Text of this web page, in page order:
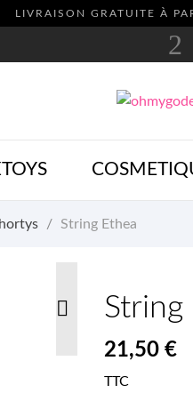
LIVRAISON GRATUITE À
String Ethea
 String
21,50 €
TTC